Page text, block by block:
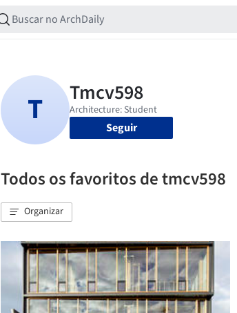
Seguir
Todos os favoritos de tmcv598
Organizar